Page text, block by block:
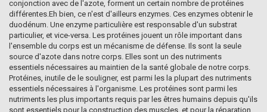
conjonction avec de l'azote, forment un certain nombre de protéines
différentes.Eh bien, ce n'est d'ailleurs enzymes. Ces enzymes obtenir le
duodénum. Une enzyme particulière est responsable d'un substrat
particulier, et vice-versa. Les protéines jouent un rôle important dans
l'ensemble du corps est un mécanisme de défense. Ils sont la seule
source d'azote dans notre corps. Elles sont un des nutriments
essentiels nécessaires au maintien de la santé globale de notre corps.
Protéines, inutile de le souligner, est parmi les la plupart des nutriments
essentiels nécessaires à l'organisme. Les protéines sont parmi les
nutriments les plus importants requis par les êtres humains depuis qu'ils
sont essentiels pour la construction des muscles, et pour la réparation